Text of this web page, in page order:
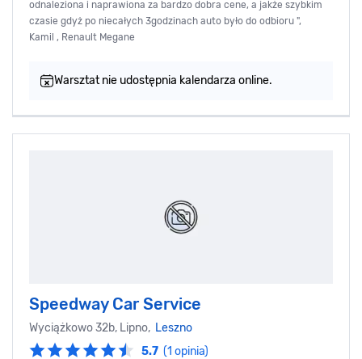
odnaleziona i naprawiona za bardzo dobra cene, a jakże szybkim
czasie gdyż po niecałych 3godzinach auto było do odbioru ",
Kamil , Renault Megane
Warsztat nie udostępnia kalendarza online.
Speedway Car Service
Wyciążkowo 32b, Lipno, Leszno
5.7 (1 opinia)